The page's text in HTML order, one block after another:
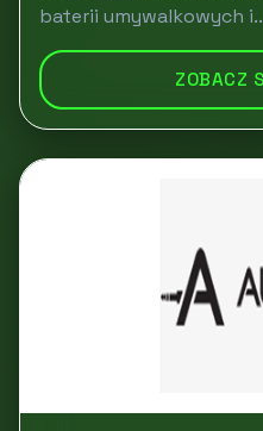
baterii umywalkowych
ZOBACZ